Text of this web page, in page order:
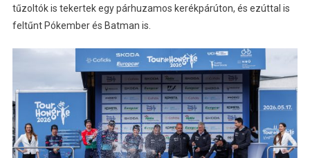
tűzoltók is tekertek egy párhuzamos kerékpárúton, és ezúttal is
feltűnt Pókember és Batman is.